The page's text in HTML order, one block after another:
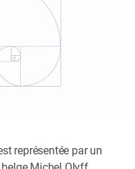
représentée par un